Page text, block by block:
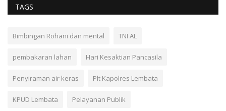
TAGS
Bimbingan Rohani dan mental TNI AL
pembakaran lahan Hari Kesaktian Pancasila
Penyiraman air keras Plt Kapolres Lembata
KPUD Lembata Pelayanan Publik